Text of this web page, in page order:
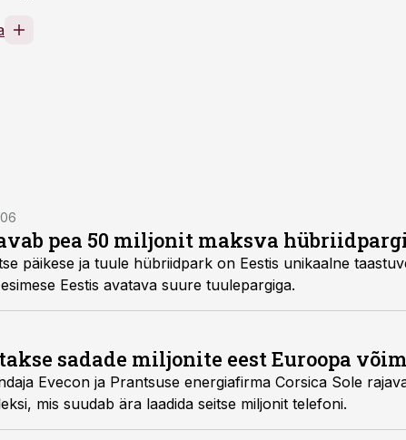
pea 50 miljonit maksva
päikese ja tuule hübriidpark on Eestis unikaalne
Eestis avatava suure tuulepargiga.
sadade miljonite eest Euroopa
Evecon ja Prantsuse energiafirma Corsica Sole
mis suudab ära laadida seitse miljonit telefoni.